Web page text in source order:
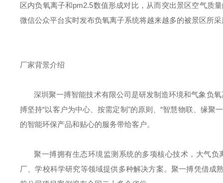
区内负氧离子和pm2.5数值形成对比，从而突出景区空气质
微信公众平台实时发布负氧离子系统将越来越多的被景区所
厂家背景介绍
深圳聚一搏智能技术有限公司是研发制造环境和气象负
搏坚持“以客户为中心、按需定制"的原则、“智慧物联、缘
的智能环保产品和贴心的服务带给客户。
聚一搏拥有生态环境监测系统的多项核心技术，大气
厂、学校科学研究等领域提供多种解决方案。聚一搏凭借成